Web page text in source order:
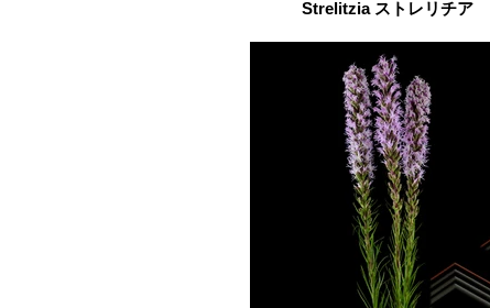
Strelitzia ストレリチア